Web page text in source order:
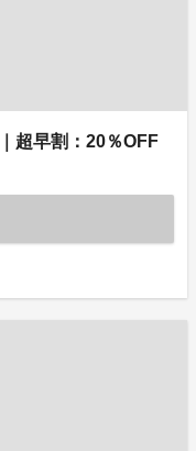
超早割：20％OFF